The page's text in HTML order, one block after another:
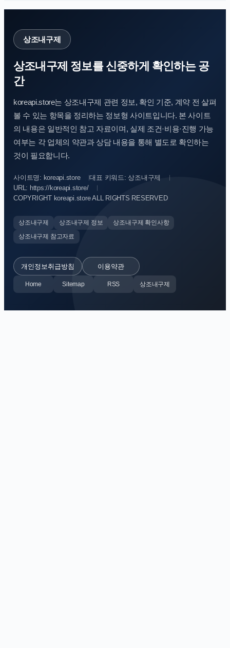
상조내구제
상조내구제 정보를 신중하게 확인하는 공
간
koreapi.store는 상조내구제 관련 정보, 확인 기준, 계약 전 살펴
볼 수 있는 항목을 정리하는 정보형 사이트입니다. 본 사이트
의 내용은 일반적인 참고 자료이며, 실제 조건·비용·진행 가능
여부는 각 업체의 약관과 상담 내용을 통해 별도로 확인하는
것이 필요합니다.
사이트명: koreapi.store
대표 키워드: 상조내구제
URL: https://koreapi.store/
COPYRIGHT koreapi.store ALL RIGHTS RESERVED
상조내구제 상조내구제 정보
상조내구제 확인사항
상조내구제 참고자료
개인정보취급방침 이용약관
Home Sitemap RSS 상조내구제